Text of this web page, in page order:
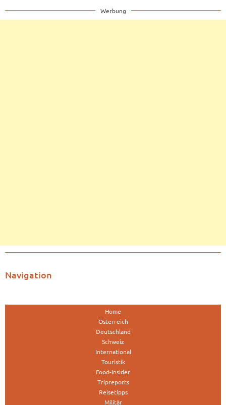
Werbung
Navigation
Home
Österreich
Deutschland
Schweiz
International
Touristik
Food-Insider
Tripreports
Reisetipps
Militär